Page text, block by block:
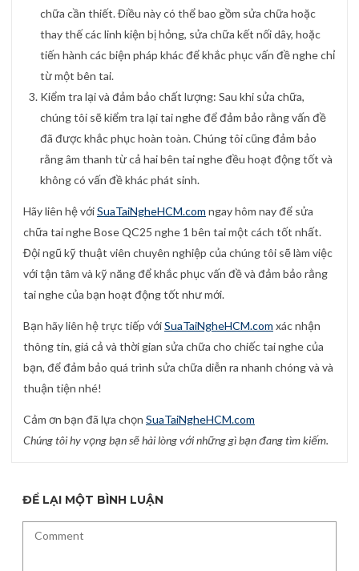
chữa cần thiết. Điều này có thể bao gồm sửa chữa hoặc
thay thế các linh kiện bị hỏng, sửa chữa kết nối dây, hoặc
tiến hành các biện pháp khác để khắc phục vấn đề nghe chỉ
từ một bên tai.
Kiểm tra lại và đảm bảo chất lượng: Sau khi sửa chữa,
chúng tôi sẽ kiểm tra lại tai nghe để đảm bảo rằng vấn đề
đã được khắc phục hoàn toàn. Chúng tôi cũng đảm bảo
rằng âm thanh từ cả hai bên tai nghe đều hoạt động tốt và
không có vấn đề khác phát sinh.
Hãy liên hệ vớiSuaTaiNgheHCM.com ngay hôm nay để sửa
chữa tai nghe Bose QC25 nghe 1 bên tai một cách tốt nhất.
Đội ngũ kỹ thuật viên chuyên nghiệp của chúng tôi sẽ làm việc
với tận tâm và kỹ năng để khắc phục vấn đề và đảm bảo rằng
tai nghe của bạn hoạt động tốt như mới.
Bạn hãy liên hệ trực tiếp vớiSuaTaiNgheHCM.com xác nhận
thông tin, giá cả và thời gian sửa chữa cho chiếc tai nghe của
bạn, để đảm bảo quá trình sửa chữa diễn ra nhanh chóng và và
thuận tiện nhé!
Cảm ơn bạn đã lựa chọn SuaTaiNgheHCM.com
Chúng tôi hy vọng bạn sẽ hài lòng với những gì bạn đang tìm kiếm.
ĐỂ LẠI MỘT BÌNH LUẬN